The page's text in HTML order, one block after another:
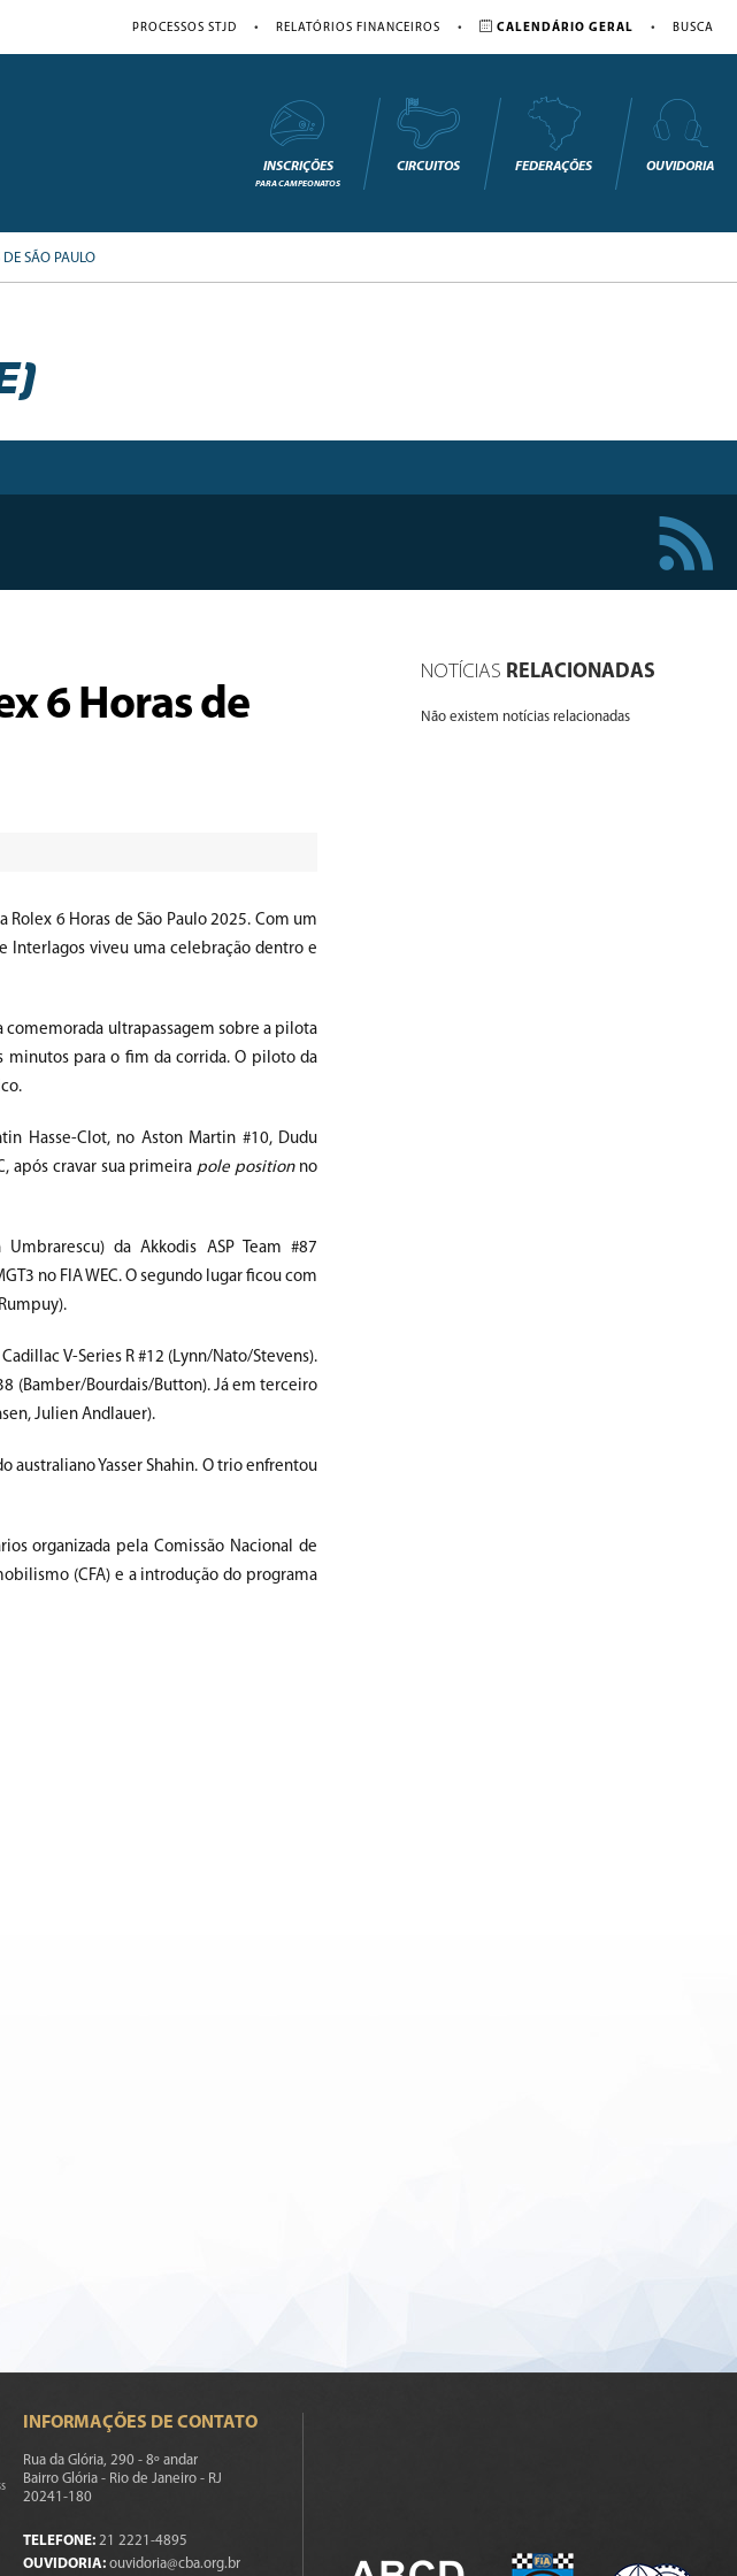
PROCESSOS STJD • RELATÓRIOS FINANCEIROS • CALENDÁRIO GERAL • BUSCA
INSCRIÇÕES
PARA CAMPEONATOS
CIRCUITOS FEDERAÇÕES OUVIDORIA
SÃO PAULO
6 Horas de
6 Horas de São Paulo 2025. Com um
Interlagos viveu uma celebração dentro e
comemorada ultrapassagem sobre a pilota
minutos para o fim da corrida. O piloto da
Hasse-Clot, no Aston Martin #10, Dudu
após cravar sua primeira pole positionno
da Akkodis ASP Team #87
no FIA WEC. O segundo lugar ficou com
V-Series R #12 (Lynn/Nato/Stevens).
(Bamber/Bourdais/Button). Já em terceiro
Julien Andlauer).
australiano Yasser Shahin. O trio enfrentou
organizada pela Comissão Nacional de
(CFA) e a introdução do programa
NOTÍCIAS RELACIONADAS
Não existem notícias relacionadas
INFORMAÇÕES DE CONTATO
Rua da Glória, 290 - 8º andar
Bairro Glória - Rio de Janeiro - RJ
20241-180
TELEFONE: 21 2221-4895
OUVIDORIA: ouvidoria@cba.org.br